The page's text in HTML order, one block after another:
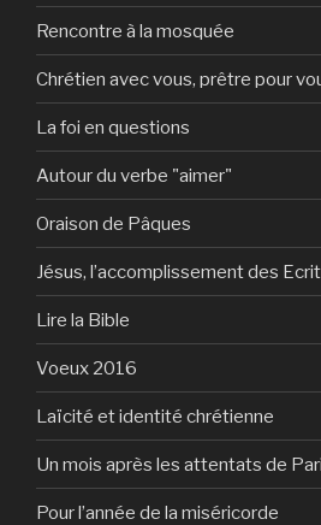
Rencontre à la mosquée
Chrétien avec vous, prêtre pour
La foi en questions
Autour du verbe "aimer"
Oraison de Pâques
Jésus, l’accomplissement des
Lire la Bible
Voeux 2016
Laïcité et identité chrétienne
Un mois après les attentats de
Pour l’année de la miséricorde